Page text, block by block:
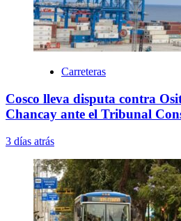
Carreteras
Cosco lleva disputa contra
Chancay ante el Tribunal
3 días atrás